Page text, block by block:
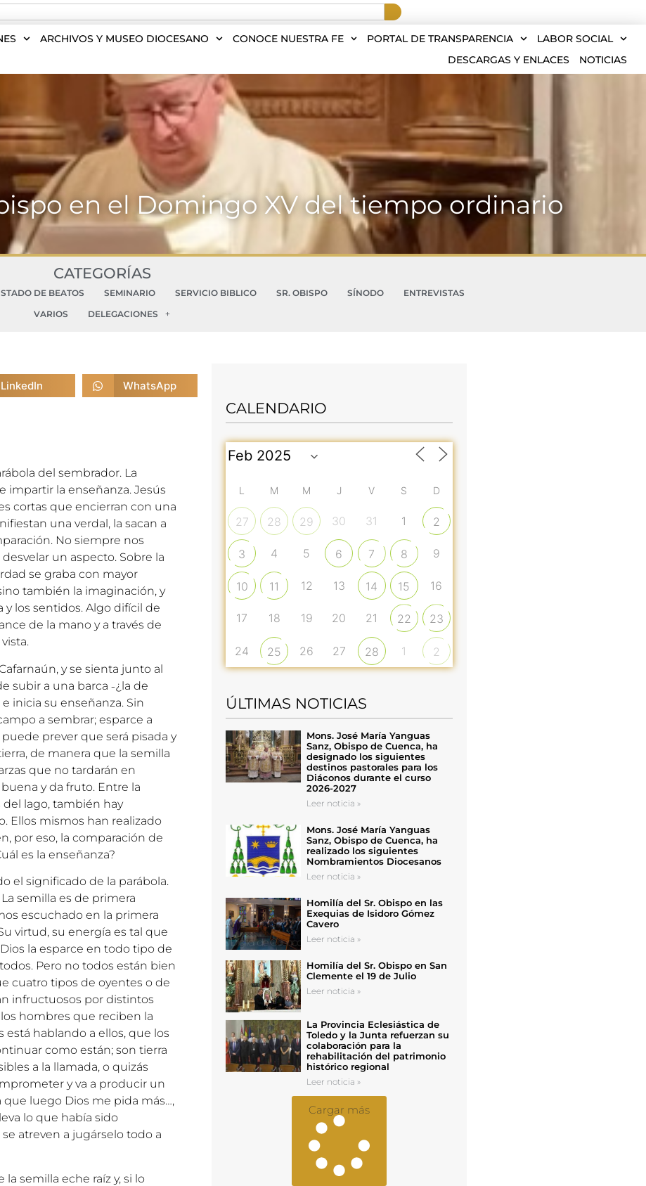
ARCHIVOS Y MUSEO DIOCESANO CONOCE NUESTRA FE PORTAL DE TRANSPARENCIA
LABOR SOCIAL
DESCARGAS Y ENLACES
NOTICIAS
en el Domingo XV del tiempo ordinario
CATEGORÍAS
DE BEATOS SEMINARIO SERVICIO BIBLICO SR. OBISPO SÍNODO
ENTREVISTAS
VARIOS
DELEGACIONES
LinkedIn WhatsApp
del sembrador. La
impartir la enseñanza. Jesús
cortas que encierran con una
una verdal, la sacan a
No siempre nos
un aspecto. Sobre la
se graba con mayor
también la imaginación, y
y los sentidos. Algo difícil de
de la mano y a través de
y se sienta junto al
subir a una barca ˗¿la de
inicia su enseñanza. Sin
a sembrar; esparce a
prever que será pisada y
de manera que la semilla
que no tardarán en
y da fruto. Entre la
lago, también hay
Ellos mismos han realizado
por eso, la comparación de
es la enseñanza?
el significado de la parábola.
semilla es de primera
escuchado en la primera
virtud, su energía es tal que
la esparce en todo tipo de
Pero no todos están bien
cuatro tipos de oyentes o de
infructuosos por distintos
hombres que reciben la
hablando a ellos, que los
como están; son tierra
a la llamada, o quizás
y va a producir un
luego Dios me pida más…,
lo que había sido
atreven a jugárselo todo a
semilla eche raíz y, si lo
CALENDARIO
L M M J V S D
27 28 29 30 31 1 2
3 4 5 6 7 8 9
10 11 12 13 14 15 16
17 18 19 20 21 22 23
24 25 26 27 28 1 2
ÚLTIMAS NOTICIAS
Mons. José María Yanguas
Sanz, Obispo de Cuenca, ha
designado los siguientes
destinos pastorales para los
Diáconos durante el curso
2026-2027
Leer noticia »
Mons. José María Yanguas
Sanz, Obispo de Cuenca, ha
realizado los siguientes
Nombramientos Diocesanos
Leer noticia »
Homilía del Sr. Obispo en las
Exequias de Isidoro Gómez
Cavero
Leer noticia »
Homilía del Sr. Obispo en San
Clemente el 19 de Julio
Leer noticia »
La Provincia Eclesiástica de
Toledo y la Junta refuerzan su
colaboración para la
rehabilitación del patrimonio
histórico regional
Leer noticia »
Cargar más